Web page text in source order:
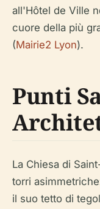
all'Hôtel de Ville
cuore della più
(Mairie2 Lyon).
Punti
La Chiesa di
torri
il suo tetto di